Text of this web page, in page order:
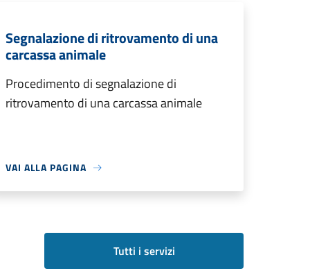
Segnalazione di ritrovamento di una
carcassa animale
Procedimento di segnalazione di
ritrovamento di una carcassa animale
VAI ALLA PAGINA
Tutti i servizi